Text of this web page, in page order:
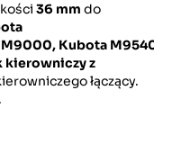
36 mm do
M9000, Kubota M9540
kierowniczy z
łączący.